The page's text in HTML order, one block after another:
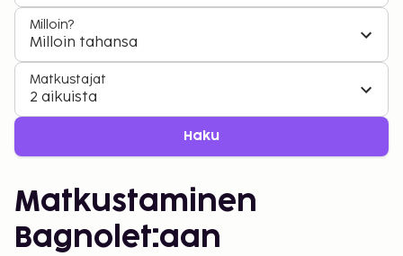
Milloin?
Milloin tahansa
Matkustajat
2 aikuista
Haku
Matkustaminen
Bagnolet:aan